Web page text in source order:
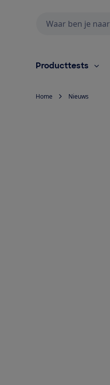
Producttests
Home Nieuws